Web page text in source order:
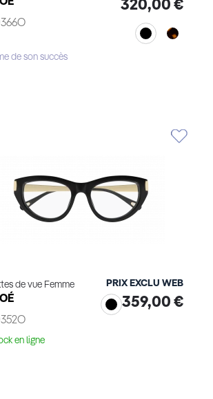
320,00 €
de son succès
de vue Femme PRIX EXCLU WEB
359,00 €
en ligne